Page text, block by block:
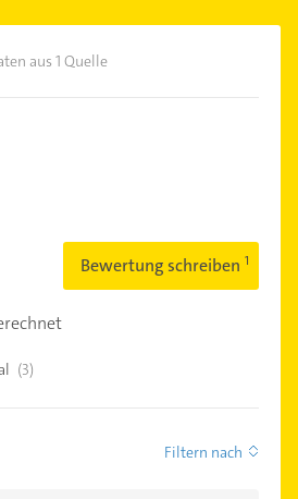
aus 1 Quelle
Bewertung schreiben
(3)
Filtern nach